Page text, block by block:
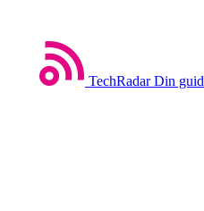
TechRadar Din